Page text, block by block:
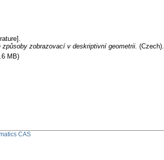
způsoby zobrazovací v deskriptivní geometrii. (Czech).
MB)
CAS